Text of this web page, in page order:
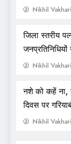
सुरक्षा का संदेश
Nikhil
जिला स्तरीय
Nikhil
नशे को कहें ना,
दिवस पर
आयोजित
Nikhil
गरियाबंद :-
ने कोपेकसा के